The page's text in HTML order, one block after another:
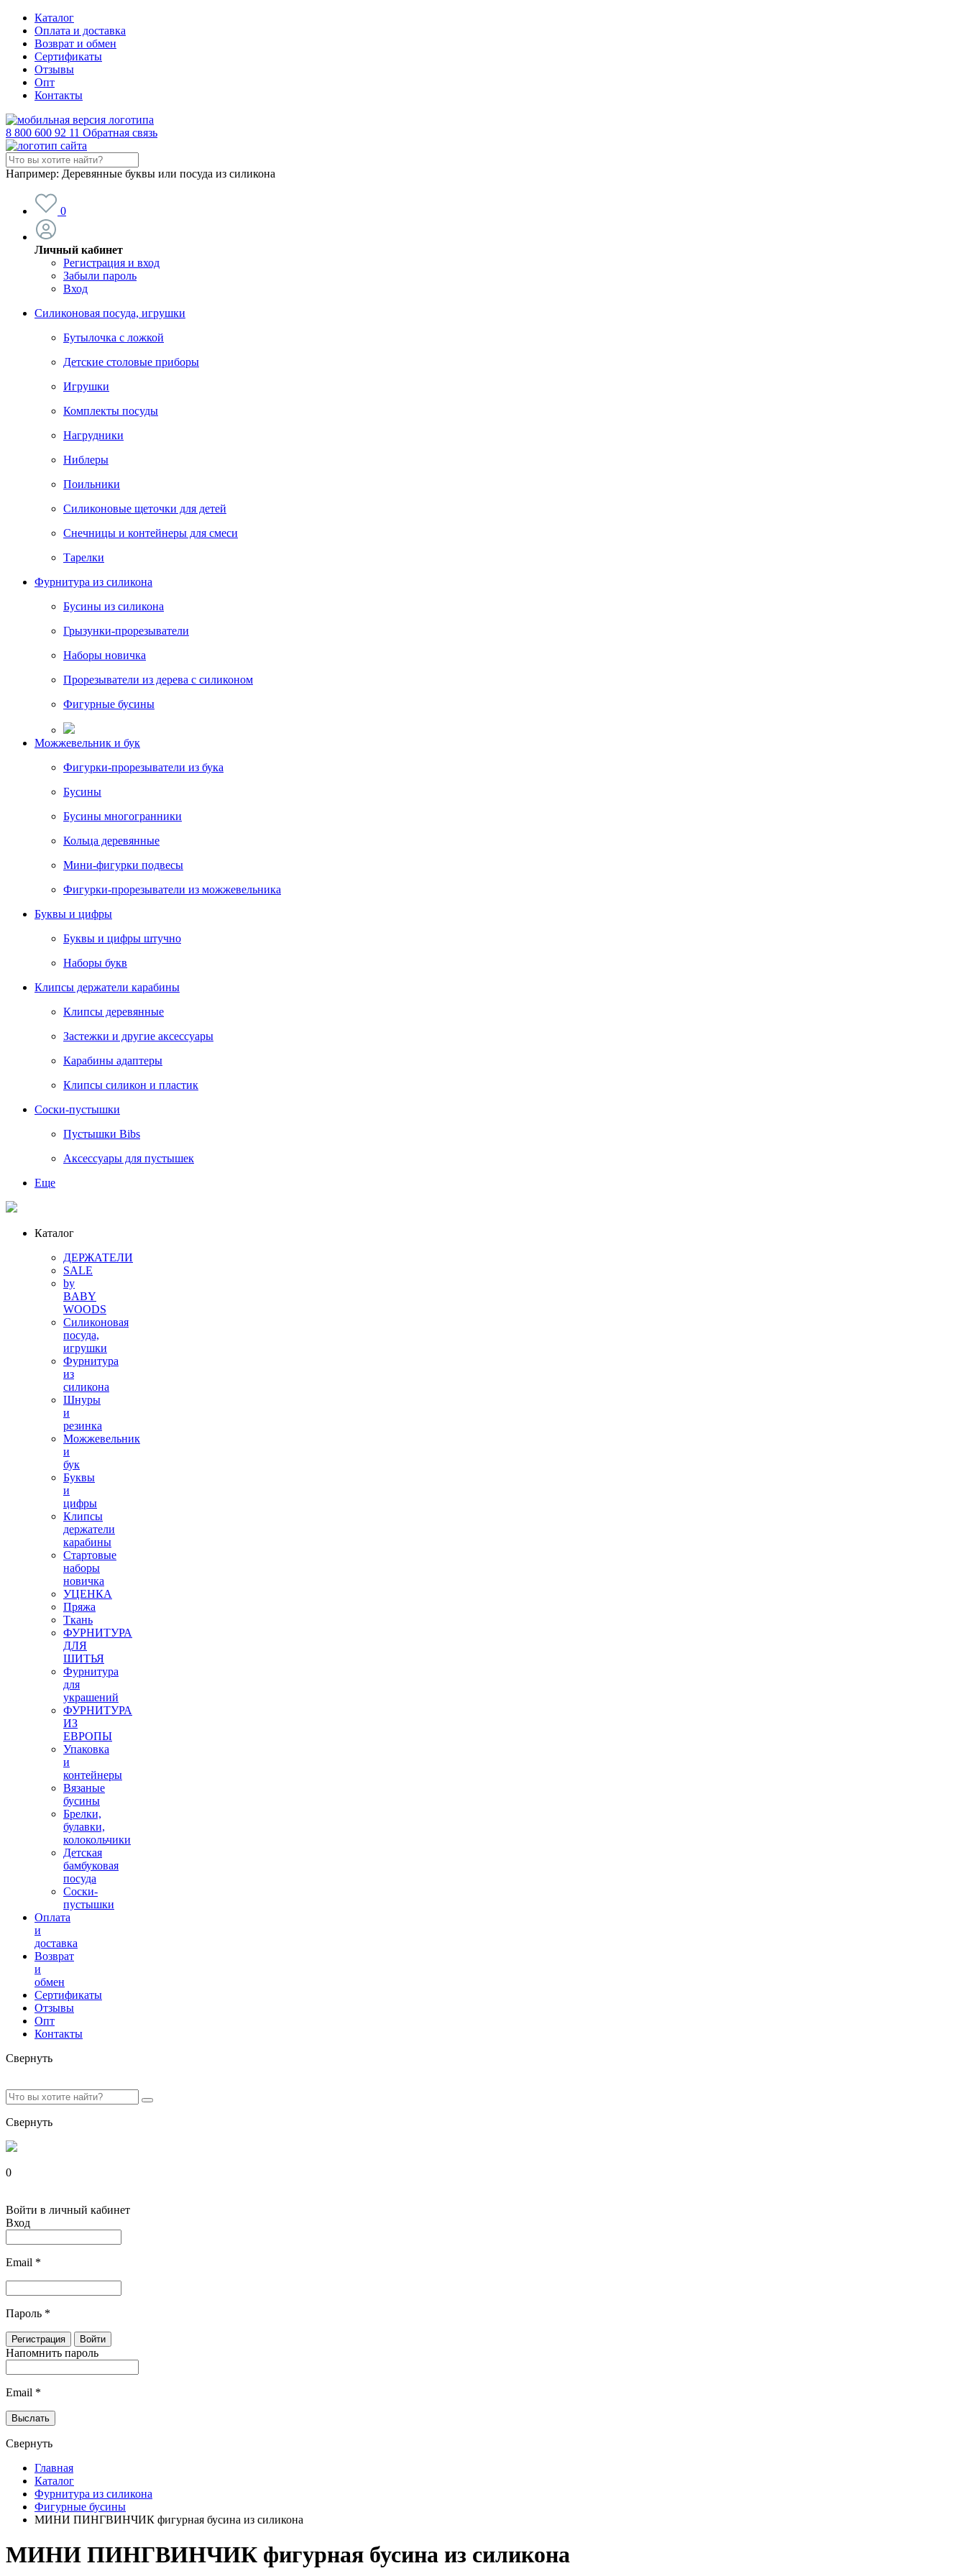
Каталог
Оплата и доставка
Возврат и обмен
Сертификаты
Отзывы
Опт
Контакты
8 800 600 92 11 Обратная связь
Например: Деревянные буквы или посуда из силикона
0
Личный кабинет
Регистрация и вход
Забыли пароль
Вход
Силиконовая посуда, игрушки
Бутылочка с ложкой
Детские столовые приборы
Игрушки
Комплекты посуды
Нагрудники
Ниблеры
Поильники
Силиконовые щеточки для детей
Снечницы и контейнеры для смеси
Тарелки
Фурнитура из силикона
Бусины из силикона
Грызунки-прорезыватели
Наборы новичка
Прорезыватели из дерева с силиконом
Фигурные бусины
Можжевельник и бук
Фигурки-прорезыватели из бука
Бусины
Бусины многогранники
Кольца деревянные
Мини-фигурки подвесы
Фигурки-прорезыватели из можжевельника
Буквы и цифры
Буквы и цифры штучно
Наборы букв
Клипсы держатели карабины
Клипсы деревянные
Застежки и другие аксессуары
Карабины адаптеры
Клипсы силикон и пластик
Соски-пустышки
Пустышки Bibs
Аксессуары для пустышек
Еще
Каталог
ДЕРЖАТЕЛИ
SALE
by
BABY
WOODS
Силиконовая
посуда,
игрушки
Фурнитура
из
силикона
Шнуры
и
резинка
Можжевельник
и
бук
Буквы
и
цифры
Клипсы
держатели
карабины
Стартовые
наборы
новичка
УЦЕНКА
Пряжа
Ткань
ФУРНИТУРА
ДЛЯ
ШИТЬЯ
Фурнитура
для
украшений
ФУРНИТУРА
ИЗ
ЕВРОПЫ
Упаковка
и
контейнеры
Вязаные
бусины
Брелки,
булавки,
колокольчики
Детская
бамбуковая
посуда
Соски-
пустышки
Оплата
и
доставка
Возврат
и
обмен
Сертификаты
Отзывы
Опт
Контакты
Свернуть
Свернуть
0
Войти в личный кабинет
Вход
Email *
Пароль *
Напомнить пароль
Email *
Свернуть
Главная
Каталог
Фурнитура из силикона
Фигурные бусины
МИНИ ПИНГВИНЧИК фигурная бусина из силикона
МИНИ ПИНГВИНЧИК фигурная бусина из силикона